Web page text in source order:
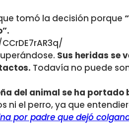
tomó la decisión porque
Sus heridas se
Todavía no puede
del animal se ha portado
ni el perro, ya que
por padre que dejó